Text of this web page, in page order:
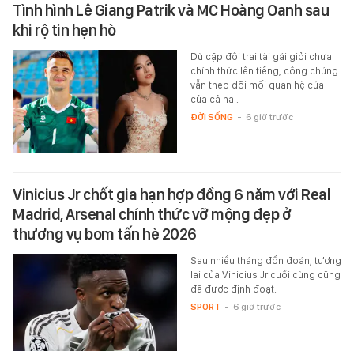
Tình hình Lê Giang Patrik và MC Hoàng Oanh sau
khi rộ tin hẹn hò
Dù cặp đôi trai tài gái giỏi chưa
chính thức lên tiếng, công chúng
vẫn theo dõi mối quan hệ của
của cả hai.
ĐỜI SỐNG - 6 giờ trước
Vinicius Jr chốt gia hạn hợp đồng 6 năm với Real
Madrid, Arsenal chính thức vỡ mộng đẹp ở
thương vụ bom tấn hè 2026
Sau nhiều tháng đồn đoán, tương
lai của Vinicius Jr cuối cùng cũng
đã được định đoạt.
SPORT - 6 giờ trước